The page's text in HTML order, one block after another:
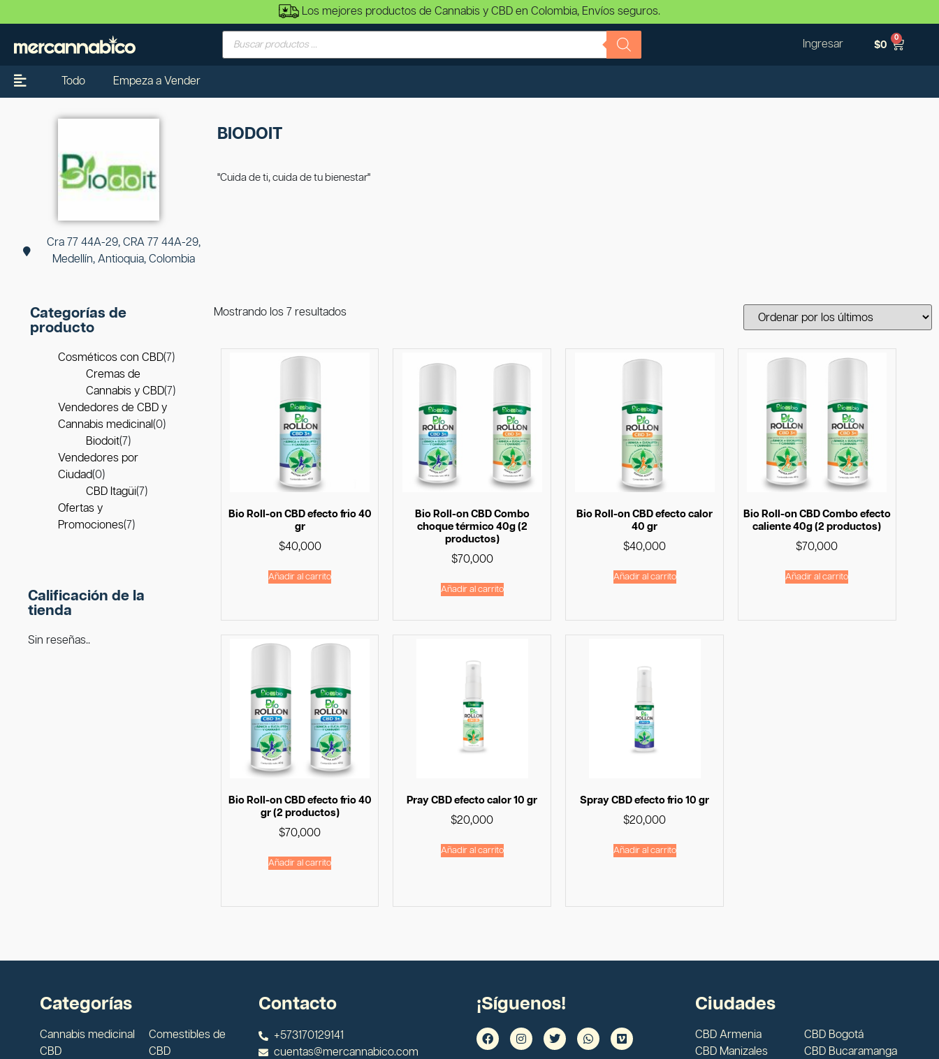
Los mejores productos de Cannabis y CBD en Colombia, Envíos seguros.
Ingresar $0
0
Todo Empeza a Vender
Cra 77 44A-29, CRA 77 44A-29,
Medellín, Antioquia, Colombia
BIODOIT
"Cuida de ti, cuida de tu bienestar"
Categorías de
producto
Cosméticos con CBD(7)
Cremas de
Cannabis y CBD(7)
Vendedores de CBD y
Cannabis medicinal(0)
Biodoit(7)
Vendedores por
Ciudad(0)
CBD Itagüi(7)
Ofertas y
Promociones(7)
Calificación de la
tienda
Sin reseñas..
Mostrando los 7 resultados
Bio Roll-on CBD efecto frio 40
gr
$40,000
Añadir al carrito
Bio Roll-on CBD Combo
choque térmico 40g (2
productos)
$70,000
Añadir al carrito
Bio Roll-on CBD efecto calor
40 gr
$40,000
Añadir al carrito
Bio Roll-on CBD Combo efecto
caliente 40g (2 productos)
$70,000
Añadir al carrito
Bio Roll-on CBD efecto frio 40
gr (2 productos)
$70,000
Añadir al carrito
Pray CBD efecto calor 10 gr
$20,000
Añadir al carrito
Spray CBD efecto frio 10 gr
$20,000
Añadir al carrito
Categorías
Cannabis medicinal
CBD
Comestibles de
CBD
Contacto
+573170129141
cuentas@mercannabico.com
¡Síguenos! Ciudades
CBD Armenia
CBD Manizales
CBD Bogotá
CBD Bucaramanga